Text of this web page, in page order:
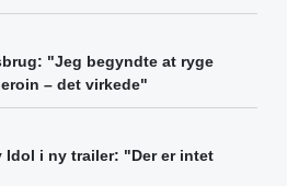
"Jeg begyndte at ryge
– det virkede"
Idol i ny trailer: "Der er intet